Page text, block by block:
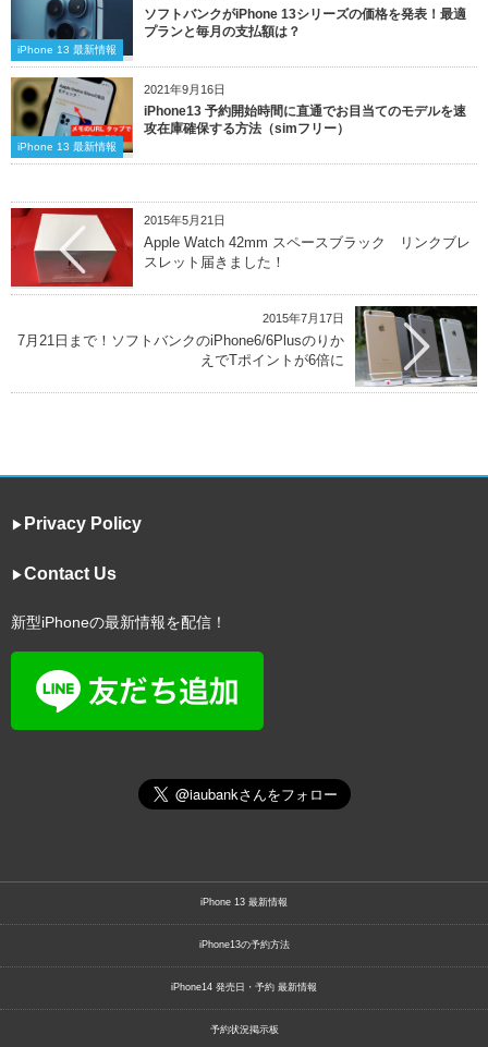
iPhone 13 最新情報
ソフトバンクがiPhone 13シリーズの価格を発表！最適
プランと毎月の支払額は？
2021年9月16日
iPhone 13 最新情報
iPhone13 予約開始時間に直通でお目当てのモデルを速
攻在庫確保する方法（simフリー）
2015年5月21日
Apple Watch 42mm スペースブラック リンクブレ
スレット届きました！
2015年7月17日
7月21日まで！ソフトバンクのiPhone6/6Plusのりか
えでTポイントが6倍に
▶︎ Privacy Policy
▶︎Contact Us
新型iPhoneの最新情報を配信！
iPhone 13 最新情報
iPhone13の予約方法
iPhone14 発売日・予約 最新情報
予約状況掲示板